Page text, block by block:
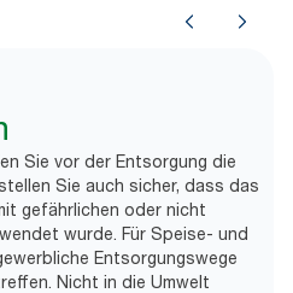
Sie vor der Entsorgung die
Sie auch sicher, dass das
gefährlichen oder nicht
wurde. Für Speise- und
Entsorgungswege
Nicht in die Umwelt